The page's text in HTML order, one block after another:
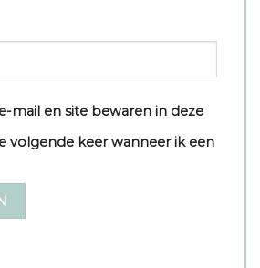
mail en site bewaren in deze
volgende keer wanneer ik een